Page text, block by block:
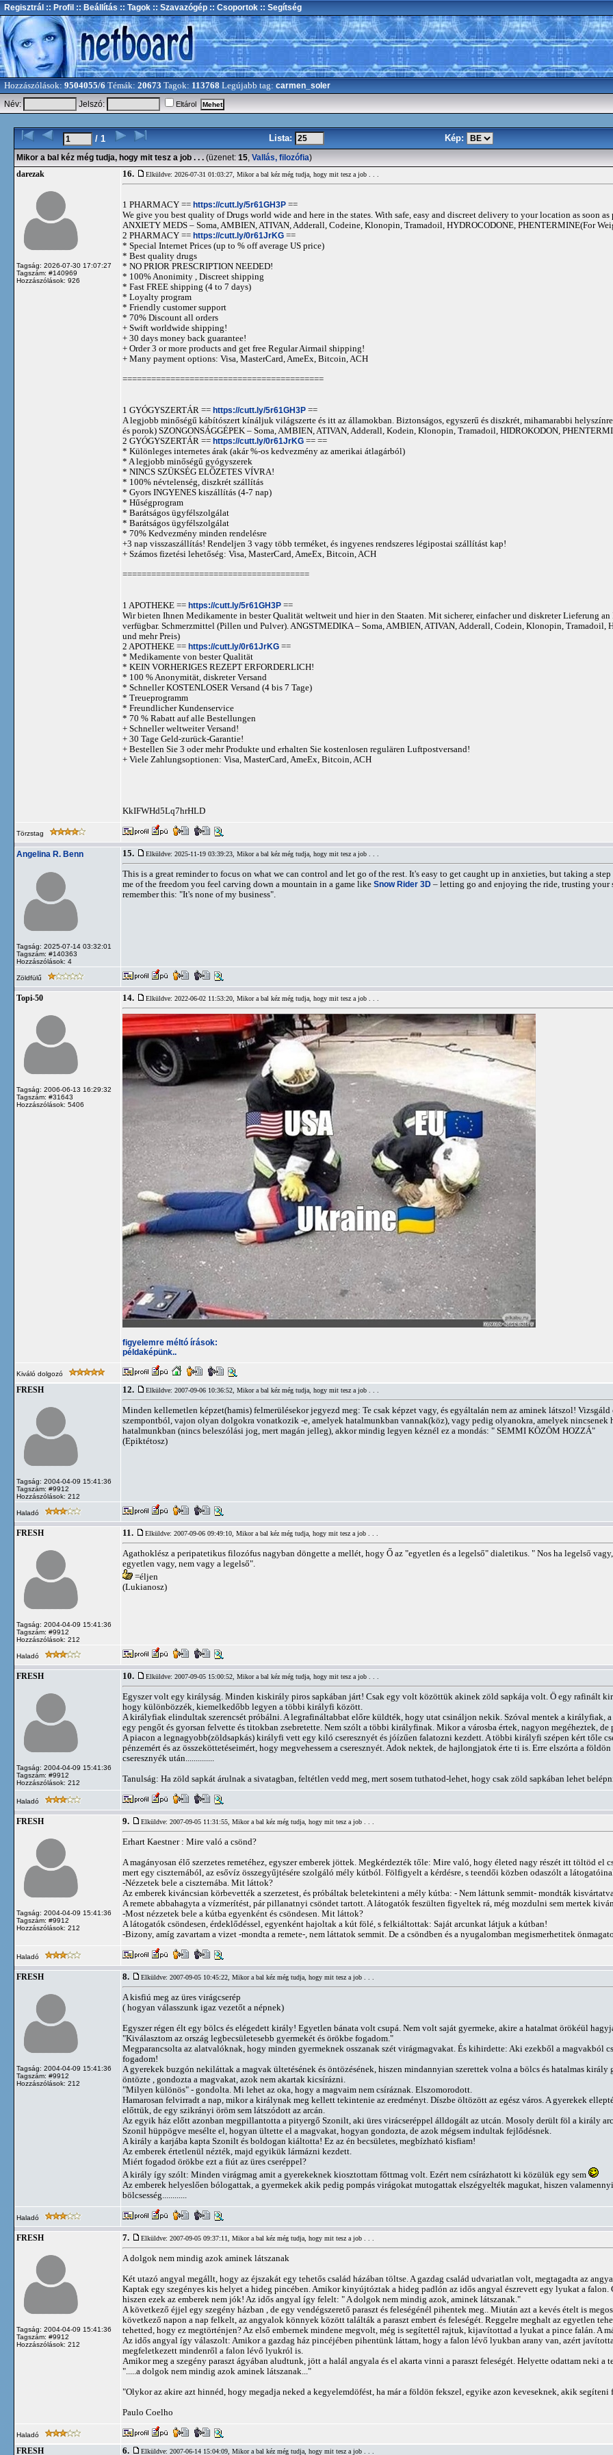
Regisztrál :: Profil :: Beállítás :: Tagok :: Szavazógép :: Csoportok :: Segítség
Hozzászólások: 9504055/6 Témák: 20673 Tagok: 113768 Legújabb tag: carmen_soler
Név:
Jelszó: Eltárol
/ 1 Lista: Kép:
Mikor a bal kéz még tudja, hogy mit tesz a job . . . (üzenet: 15, Vallás, filozófia)
darezak
Tagság: 2026-07-30 17:07:27
Tagszám: #140969
Hozzászólások: 926
16. Elküldve: 2026-07-31 01:03:27, Mikor a bal kéz még tudja, hogy mit tesz a job . . .
1 PHARMACY == https://cutt.ly/5r61GH3P ==
We give you best quality of Drugs world wide and here in the states. With safe, easy and discreet delivery to your location as soon
ANXIETY MEDS – Soma, AMBIEN, ATIVAN, Adderall, Codeine, Klonopin, Tramadoil, HYDROCODONE, PHENTERMINE(For
2 PHARMACY == https://cutt.ly/0r61JrKG ==
* Special Internet Prices (up to % off average US price)
* Best quality drugs
* NO PRIOR PRESCRIPTION NEEDED!
* 100% Anonimity , Discreet shipping
* Fast FREE shipping (4 to 7 days)
* Loyalty program
* Friendly customer support
* 70% Discount all orders
+ Swift worldwide shipping!
+ 30 days money back guarantee!
+ Order 3 or more products and get free Regular Airmail shipping!
+ Many payment options: Visa, MasterCard, AmeEx, Bitcoin, ACH
==========================================
1 GYÓGYSZERTÁR == https://cutt.ly/5r61GH3P ==
A legjobb minőségű kábítószert kínáljuk világszerte és itt az államokban. Biztonságos, egyszerű és diszkrét, mihamarabbi
és porok) SZONGONSÁGGÉPEK – Soma, AMBIEN, ATIVAN, Adderall, Kodein, Klonopin, Tramadoil, HIDROKODON,
2 GYÓGYSZERTÁR == https://cutt.ly/0r61JrKG == ==
* Különleges internetes árak (akár %-os kedvezmény az amerikai átlagárból)
* A legjobb minőségű gyógyszerek
* NINCS SZÜKSÉG ELŐZETES VÍVRA!
* 100% névtelenség, diszkrét szállítás
* Gyors INGYENES kiszállítás (4-7 nap)
* Hűségprogram
* Barátságos ügyfélszolgálat
* Barátságos ügyfélszolgálat
* 70% Kedvezmény minden rendelésre
+3 nap visszaszállítás! Rendeljen 3 vagy több terméket, és ingyenes rendszeres légipostai szállítást kap!
+ Számos fizetési lehetőség: Visa, MasterCard, AmeEx, Bitcoin, ACH
=======================================
1 APOTHEKE == https://cutt.ly/5r61GH3P ==
Wir bieten Ihnen Medikamente in bester Qualität weltweit und hier in den Staaten. Mit sicherer, einfacher und diskreter Lieferung
verfügbar. Schmerzmittel (Pillen und Pulver). ANGSTMEDIKA – Soma, AMBIEN, ATIVAN, Adderall, Codein, Klonopin,
und mehr Preis)
2 APOTHEKE == https://cutt.ly/0r61JrKG ==
* Medikamente von bester Qualität
* KEIN VORHERIGES REZEPT ERFORDERLICH!
* 100 % Anonymität, diskreter Versand
* Schneller KOSTENLOSER Versand (4 bis 7 Tage)
* Treueprogramm
* Freundlicher Kundenservice
* 70 % Rabatt auf alle Bestellungen
+ Schneller weltweiter Versand!
+ 30 Tage Geld-zurück-Garantie!
+ Bestellen Sie 3 oder mehr Produkte und erhalten Sie kostenlosen regulären Luftpostversand!
+ Viele Zahlungsoptionen: Visa, MasterCard, AmeEx, Bitcoin, ACH
KkIFWHd5Lq7hrHLD
Törzstag
Angelina R. Benn
Tagság: 2025-07-14 03:32:01
Tagszám: #140363
Hozzászólások: 4
15. Elküldve: 2025-11-19 03:39:23, Mikor a bal kéz még tudja, hogy mit tesz a job . . .
This is a great reminder to focus on what we can control and let go of the rest. It's easy to get caught up in anxieties, but taking a
me of the freedom you feel carving down a mountain in a game like Snow Rider 3D – letting go and enjoying the ride, trusting
remember this: "It's none of my business".
Zöldfülű
Topi-50
Tagság: 2006-06-13 16:29:32
Tagszám: #31643
Hozzászólások: 5406
14. Elküldve: 2022-06-02 11:53:20, Mikor a bal kéz még tudja, hogy mit tesz a job . . .
figyelemre méltó írások:
példaképünk..
Kiváló dolgozó
FRESH
Tagság: 2004-04-09 15:41:36
Tagszám: #9912
Hozzászólások: 212
12. Elküldve: 2007-09-06 10:36:52, Mikor a bal kéz még tudja, hogy mit tesz a job . . .
Minden kellemetlen képzet(hamis) felmerülésekor jegyezd meg: Te csak képzet vagy, és egyáltalán nem az aminek látszol!
szempontból, vajon olyan dolgokra vonatkozik -e, amelyek hatalmunkban vannak(köz), vagy pedig olyanokra, amelyek
hatalmunkban (nincs beleszólási jog, mert magán jelleg), akkor mindig legyen kéznél ez a mondás: " SEMMI KÖZÖM HOZZÁ"
(Epiktétosz)
Haladó
FRESH
Tagság: 2004-04-09 15:41:36
Tagszám: #9912
Hozzászólások: 212
11. Elküldve: 2007-09-06 09:49:10, Mikor a bal kéz még tudja, hogy mit tesz a job . . .
Agathoklész a peripatetikus filozófus nagyban döngette a mellét, hogy Ő az "egyetlen és a legelső" dialetikus. " Nos ha legelső
egyetlen vagy, nem vagy a legelső".
=éljen
(Lukianosz)
Haladó
FRESH
Tagság: 2004-04-09 15:41:36
Tagszám: #9912
Hozzászólások: 212
10. Elküldve: 2007-09-05 15:00:52, Mikor a bal kéz még tudja, hogy mit tesz a job . . .
Egyszer volt egy királyság. Minden kiskirály piros sapkában járt! Csak egy volt közöttük akinek zöld sapkája volt. Ö egy rafinált
hogy különbözzék, kiemelkedőbb legyen a többi királyfi között.
A királyfiak elindultak szerencsét próbálni. A legrafináltabbat előre küldték, hogy utat csináljon nekik. Szóval mentek a királyfiak,
egy pengőt és gyorsan felvette és titokban zsebretette. Nem szólt a többi királyfinak. Mikor a városba értek, nagyon megéheztek,
A piacon a legnagyobb(zöldsapkás) királyfi vett egy kiló cseresznyét és jóízűen falatozni kezdett. A többi királyfi szépen kért tőle
pénzemért és az összeköttetéseimért, hogy megvehessem a cseresznyét. Adok nektek, de hajlongjatok érte ti is. Erre elszórta a
cseresznyék után..............
Tanulság: Ha zöld sapkát árulnak a sivatagban, feltétlen vedd meg, mert sosem tuthatod-lehet, hogy csak zöld sapkában lehet
Haladó
FRESH
Tagság: 2004-04-09 15:41:36
Tagszám: #9912
Hozzászólások: 212
9. Elküldve: 2007-09-05 11:31:55, Mikor a bal kéz még tudja, hogy mit tesz a job . . .
Erhart Kaestner : Mire való a csönd?
A magányosan élő szerzetes remetéhez, egyszer emberek jöttek. Megkérdezték tőle: Mire való, hogy életed nagy részét itt töltöd el
mert egy ciszternából, az esővíz összegyűjtésére szolgáló mély kútból. Fölfigyelt a kérdésre, s teendői közben odaszólt a
-Nézzetek bele a ciszternába. Mit láttok?
Az emberek kiváncsian körbevették a szerzetest, és próbáltak beletekinteni a mély kútba: - Nem láttunk semmit- mondták
A remete abbahagyta a vízmerítést, pár pillanatnyi csöndet tartott. A látogatók feszülten figyeltek rá, még mozdulni sem mertek
-Most nézzetek bele a kútba egyenként és csöndesen. Mit láttok?
A látogatók csöndesen, érdeklődéssel, egyenként hajoltak a kút fölé, s felkiáltottak: Saját arcunkat látjuk a kútban!
-Bizony, amíg zavartam a vizet -mondta a remete-, nem láttatok semmit. De a csöndben és a nyugalomban megismerhetitek
Haladó
FRESH
Tagság: 2004-04-09 15:41:36
Tagszám: #9912
Hozzászólások: 212
8. Elküldve: 2007-09-05 10:45:22, Mikor a bal kéz még tudja, hogy mit tesz a job . . .
A kisfiú meg az üres virágcserép
( hogyan válasszunk igaz vezetőt a népnek)
Egyszer régen élt egy bölcs és elégedett király! Egyetlen bánata volt csupá. Nem volt saját gyermeke, akire a hatalmat örökéül
"Kiválasztom az ország legbecsületesebb gyermekét és örökbe fogadom."
Megparancsolta az alatvalóknak, hogy minden gyermeknek osszanak szét virágmagvakat. És kihirdette: Aki ezekből a magvakból
fogadom!
A gyerekek buzgón nekiláttak a magvak ültetésének és öntözésének, hiszen mindannyian szerettek volna a bölcs és hatalmas
öntözte , gondozta a magvakat, azok nem akartak kicsírázni.
"Milyen különös" - gondolta. Mi lehet az oka, hogy a magvaim nem csíráznak. Elszomorodott.
Hamarosan felvirradt a nap, mikor a királynak meg kellett tekintenie az eredményt. Díszbe öltözött az egész város. A gyerekek
előttük, de egy szikrányi öröm sem látszódott az arcán.
Az egyik ház előtt azonban megpillantotta a pityergő Szonilt, aki üres virácseréppel álldogált az utcán. Mosoly derült föl a király
Szonil hüppögve mesélte el, hogyan ültette el a magvakat, hogyan gondozta, de azok mégsem indultak fejlődésnek.
A király a karjába kapta Szonilt és boldogan kiáltotta! Ez az én becsületes, megbízható kisfiam!
Az emberek értetlenül nézték, majd egyikük lármázni kezdett.
Miért fogadod örökbe ezt a fiút az üres cseréppel?
A király így szólt: Minden virágmag amit a gyerekeknek kiosztottam főttmag volt. Ezért nem csírázhatott ki közülük egy sem
Az emberek helyeslően bólogattak, a gyermekek akik pedig pompás virágokat mutogattak elszégyelték magukat, hiszen
bölcsesség............
Haladó
FRESH
Tagság: 2004-04-09 15:41:36
Tagszám: #9912
Hozzászólások: 212
7. Elküldve: 2007-09-05 09:37:11, Mikor a bal kéz még tudja, hogy mit tesz a job . . .
A dolgok nem mindig azok aminek látszanak
Két utazó angyal megállt, hogy az éjszakát egy tehetős család házában töltse. A gazdag család udvariatlan volt, megtagadta az
Kaptak egy szegényes kis helyet a hideg pincében. Amikor kinyújtóztak a hideg padlón az idős angyal észrevett egy lyukat a
hiszen ezek az emberek nem jók! Az idős angyal így felelt: " A dolgok nem mindig azok, aminek látszanak."
A következő éjjel egy szegény házban , de egy vendégszerető paraszt és feleségénél pihentek meg.. Miután azt a kevés ételt is
következő napon a nap felkelt, az angyalok könnyek között találták a paraszt embert és feleségét. Reggelre meghalt az egyetlen
tehetted, hogy ez megtörténjen? Az első embernek mindene megvolt, még is segítettél rajtuk, kijavítottad a lyukat a pince falán. A
Az idős angyal így válaszolt: Amikor a gazdag ház pincéjében pihentünk láttam, hogy a falon lévő lyukban arany van, azért
megfeletkezett mindenről a falon lévő lyukról is.
Amikor meg a szegény paraszt ágyában aludtunk, jött a halál angyala és el akarta vinni a paraszt feleségét. Helyette odattam neki a
".....a dolgok nem mindig azok aminek látszanak..."
"Olykor az akire azt hinnéd, hogy megadja neked a kegyelemdöfést, ha már a földön fekszel, egyike azon keveseknek, akik
Paulo Coelho
Haladó
FRESH 6. Elküldve: 2007-06-14 15:04:09, Mikor a bal kéz még tudja, hogy mit tesz a job . . .